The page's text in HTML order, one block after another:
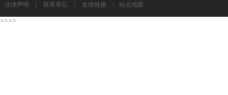
法律声明 | 联系东弘 | 友情链接 | 站点地图
>>>>